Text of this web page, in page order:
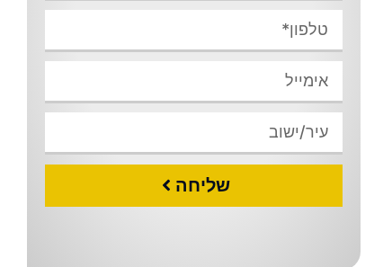
שליחה